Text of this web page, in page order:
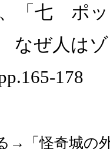
「七 ポッ
なぜ人は
178
→「怪奇城の